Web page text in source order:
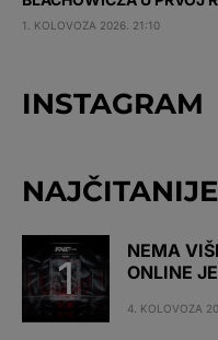
1. KOLOVOZA 2026. 21:10
INSTAGRAM
NAJČITANIJE
NEMA
ONLINE
4. KOLOVOZA